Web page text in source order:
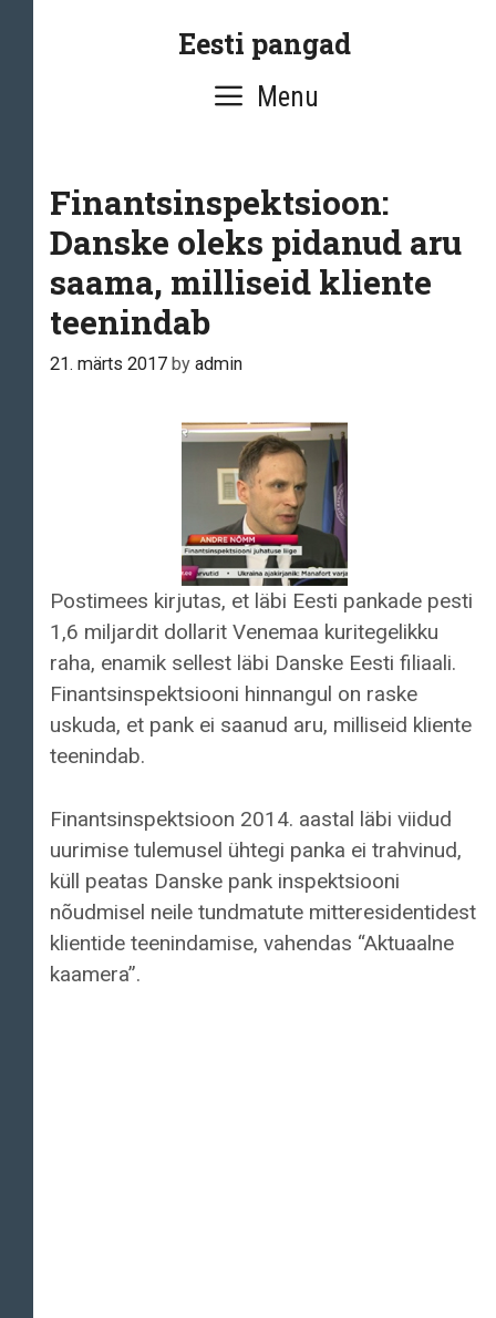
Eesti pangad
Menu
Finantsinspektsioon:
Danske oleks pidanud aru
saama, milliseid kliente
teenindab
21. märts 2017 by admin
Postimees kirjutas, et läbi Eesti pankade pesti
1,6 miljardit dollarit Venemaa kuritegelikku
raha, enamik sellest läbi Danske Eesti filiaali.
Finantsinspektsiooni hinnangul on raske
uskuda, et pank ei saanud aru, milliseid kliente
teenindab.
Finantsinspektsioon 2014. aastal läbi viidud
uurimise tulemusel ühtegi panka ei trahvinud,
küll peatas Danske pank inspektsiooni
nõudmisel neile tundmatute mitteresidentidest
klientide teenindamise, vahendas “Aktuaalne
kaamera”.